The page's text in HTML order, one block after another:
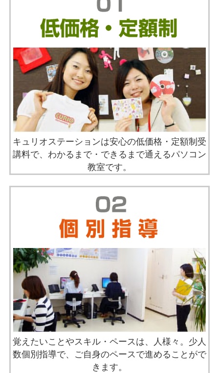
キュリオステーションは安心の低価格・定額制受
講料で、わかるまで・できるまで通えるパソコン
教室です。
覚えたいことやスキル・ペースは、人様々。少人
数個別指導で、ご自身のペースで進めることがで
きます。